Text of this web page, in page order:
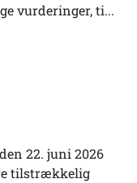
vurderinger, ti...
22. juni 2026
tilstrækkelig